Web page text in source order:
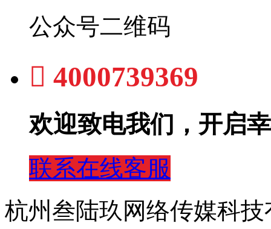
公众号二维码
 4000739369
欢迎致电我们，开启
联系在线客服
杭州叁陆玖网络传媒科